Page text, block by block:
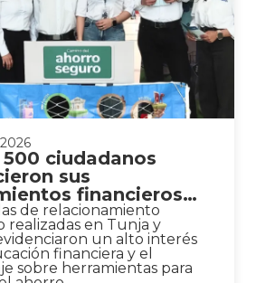
500 ciudadanos
sus
financieros
en Boyacá
de relacionamiento
realizadas en Tunja y
un alto interés
financiera y el
sobre herramientas para